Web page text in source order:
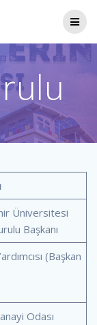
Üniversitesi
Başkanı
(Başkan
Odası